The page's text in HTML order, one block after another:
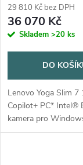
W11H / Gray / 3R
29 810 Kč bez DPH
36 070 Kč
Skladem >20 ks
DO
Lenovo Yoga Slim 7
Copilot+ PC* Intel®
kamera pro
MIL-STD-810H